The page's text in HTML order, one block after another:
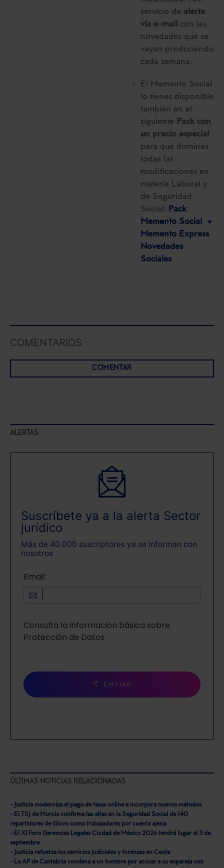
servicio de alerta
vía e-mail con las
novedades que se
vayan produciendo
cada semana.
El Memento Social
lo tienes disponible
también en el
siguiente Pack con
un precio especial
para que domines
todas las
modificaciones en
materia Laboral y
de Seguridad
Social: Pack
Memento Social +
Memento Express
Novedades
Sociales
COMENTARIOS
COMENTAR
ALERTAS
Suscríbete ya a la alerta Sector
jurídico
Más de 40.000 suscriptores ya se informan con
nosotros
Email:
Consulta la información básica sobre
Protección de Datos
ENVIAR
ÚLTIMAS NOTICIAS RELACIONADAS
- Justicia moderniza el pago de tasas online e incorpora nuevos métodos
- El TSJ de Murcia confirma las altas en la Seguridad Social de 140
repartidores de Glovo como trabajadores por cuenta ajena
- El XI Foro Gerencias Legales Ciudad de México 2026 tendrá lugar el 3 de
septiembre
- Justicia refuerza los servicios judiciales y forenses en Ceuta
- La AP de Cantabria condena a un hombre por acosar a su expareja con